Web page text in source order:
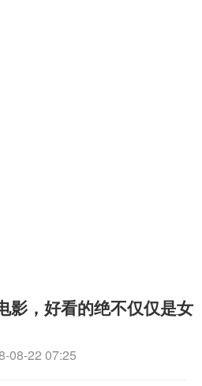
影，好看的绝不仅仅是女
08-22 07:25